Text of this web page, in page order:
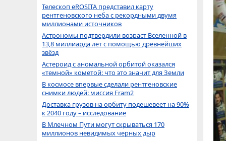
Телескоп eROSITA представил карту
рентгеновского неба с рекордными двумя
миллионами источников
Астрономы подтвердили возраст Вселенной в
13,8 миллиарда лет с помощью древнейших
звёзд
Астероид с аномальной орбитой оказался
«темной» кометой: что это значит для Земли
В космосе впервые сделали рентгеновские
снимки людей: миссия Fram2
Доставка грузов на орбиту подешевеет на 90%
к 2040 году – исследование
В Млечном Пути могут скрываться 170
миллионов невидимых черных дыр